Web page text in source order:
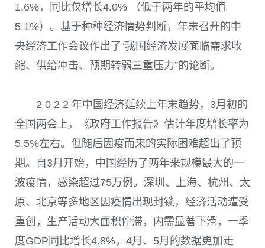
1.6%，同比仅增长4.0%
（低于两年的平均值
5.1%）。基于种种经济情势判断，年末召开的中
央经济工作会议作出了“我国经济发展面临需求收
缩、供给冲击、预期转弱三重压力”的论断。
2 0 2 2 年中国经济延续上年末趋势， 3月初的
全国两会上，《政府工作报告》估计年度增长率为
5.5%左右。但随后因疫而来的实际困难超出了预
期。自 3月开始，中国经历了两年来规模最大的一
波疫情，感染超过75万例。深圳、上海、杭州、太
原、北京等多地区因疫情出现封锁，经济活动遭受
重创，生产活动大面积停滞，内需显著下滑，一季
度GDP 同比增长4.8%， 4月、 5月的数据更加走